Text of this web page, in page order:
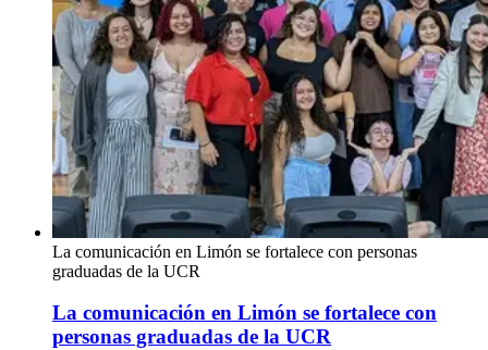
La comunicación en Limón se fortalece con personas
graduadas de la UCR
La comunicación en Limón se fortalece con
personas graduadas de la UCR